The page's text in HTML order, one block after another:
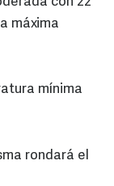
máxima
mínima
rondará el